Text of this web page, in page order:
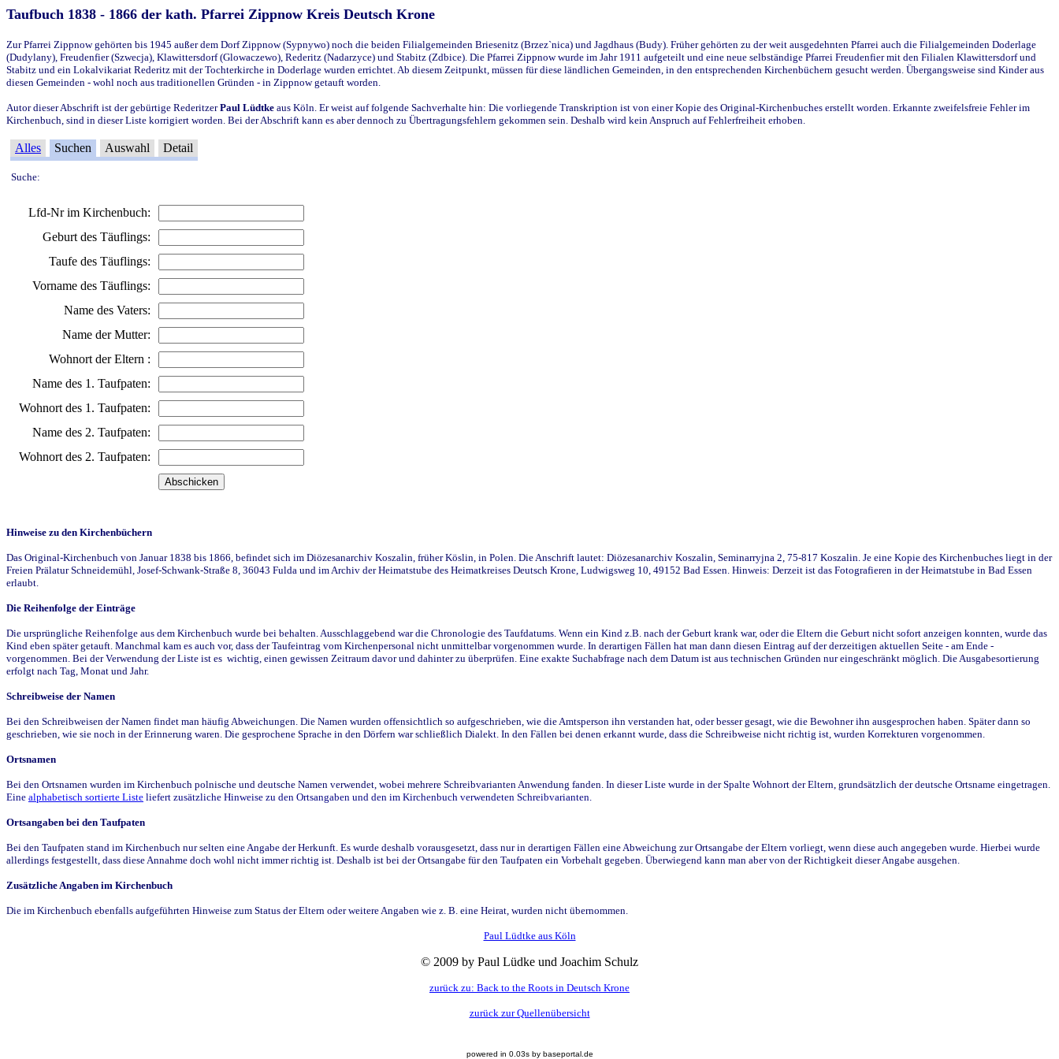
Taufbuch 1838 - 1866 der kath. Pfarrei Zippnow Kreis Deutsch Krone
Zur Pfarrei Zippnow gehörten bis 1945 außer dem Dorf Zippnow (Sypnywo) noch die beiden Filialgemeinden Briesenitz (Brzez`nica) und Jagdhaus (Budy). Früher gehörten zu der weit ausgedehnten Pfarrei auch die Filialgemeinden Doderlage
(Dudylany), Freudenfier (Szwecja), Klawittersdorf (Glowaczewo), Rederitz (Nadarzyce) und Stabitz (Zdbice). Die Pfarrei Zippnow wurde im Jahr 1911 aufgeteilt und eine neue selbständige Pfarrei Freudenfier mit den Filialen Klawittersdorf und
Stabitz und ein Lokalvikariat Rederitz mit der Tochterkirche in Doderlage wurden errichtet. Ab diesem Zeitpunkt, müssen für diese ländlichen Gemeinden, in den entsprechenden Kirchenbüchern gesucht werden. Übergangsweise sind Kinder aus
diesen Gemeinden - wohl noch aus traditionellen Gründen - in Zippnow getauft worden.
Autor dieser Abschrift ist der gebürtige RederitzerPaul Lüdtke aus Köln. Er weist auf folgende Sachverhalte hin: Die vorliegende Transkription ist von einer Kopie des Original-Kirchenbuches erstellt worden. Erkannte zweifelsfreie Fehler im
Kirchenbuch, sind in dieser Liste korrigiert worden. Bei der Abschrift kann es aber dennoch zu Übertragungsfehlern gekommen sein. Deshalb wird kein Anspruch auf Fehlerfreiheit erhoben.
Alles Suchen Auswahl Detail
Suche:
Lfd-Nr im Kirchenbuch:
Geburt des Täuflings:
Taufe des Täuflings:
Vorname des Täuflings:
Name des Vaters:
Name der Mutter:
Wohnort der Eltern :
Name des 1. Taufpaten:
Wohnort des 1. Taufpaten:
Name des 2. Taufpaten:
Wohnort des 2. Taufpaten:
Hinweise zu den Kirchenbüchern
Das Original-Kirchenbuch von Januar 1838 bis 1866, befindet sich im Diözesanarchiv Koszalin, früher Köslin, in Polen. Die Anschrift lautet: Diözesanarchiv Koszalin, Seminarryjna 2, 75-817 Koszalin. Je eine Kopie des Kirchenbuches liegt in der
Freien Prälatur Schneidemühl, Josef-Schwank-Straße 8, 36043 Fulda und im Archiv der Heimatstube des Heimatkreises Deutsch Krone, Ludwigsweg 10, 49152 Bad Essen. Hinweis: Derzeit ist das Fotografieren in der Heimatstube in Bad Essen
erlaubt.
Die Reihenfolge der Einträge
Die ursprüngliche Reihenfolge aus dem Kirchenbuch wurde bei behalten. Ausschlaggebend war die Chronologie des Taufdatums. Wenn ein Kind z.B. nach der Geburt krank war, oder die Eltern die Geburt nicht sofort anzeigen konnten, wurde das
Kind eben später getauft. Manchmal kam es auch vor, dass der Taufeintrag vom Kirchenpersonal nicht unmittelbar vorgenommen wurde. In derartigen Fällen hat man dann diesen Eintrag auf der derzeitigen aktuellen Seite - am Ende -
vorgenommen. Bei der Verwendung der Liste ist es wichtig, einen gewissen Zeitraum davor und dahinter zu überprüfen. Eine exakte Suchabfrage nach dem Datum ist aus technischen Gründen nur eingeschränkt möglich. Die Ausgabesortierung
erfolgt nach Tag, Monat und Jahr.
Schreibweise der Namen
Bei den Schreibweisen der Namen findet man häufig Abweichungen. Die Namen wurden offensichtlich so aufgeschrieben, wie die Amtsperson ihn verstanden hat, oder besser gesagt, wie die Bewohner ihn ausgesprochen haben. Später dann so
geschrieben, wie sie noch in der Erinnerung waren. Die gesprochene Sprache in den Dörfern war schließlich Dialekt. In den Fällen bei denen erkannt wurde, dass die Schreibweise nicht richtig ist, wurden Korrekturen vorgenommen.
Ortsnamen
Bei den Ortsnamen wurden im Kirchenbuch polnische und deutsche Namen verwendet, wobei mehrere Schreibvarianten Anwendung fanden. In dieser Liste wurde in der Spalte Wohnort der Eltern, grundsätzlich der deutsche Ortsname eingetragen.
Eine alphabetisch sortierte Liste liefert zusätzliche Hinweise zu den Ortsangaben und den im Kirchenbuch verwendeten Schreibvarianten.
Ortsangaben bei den Taufpaten
Bei den Taufpaten stand im Kirchenbuch nur selten eine Angabe der Herkunft. Es wurde deshalb vorausgesetzt, dass nur in derartigen Fällen eine Abweichung zur Ortsangabe der Eltern vorliegt, wenn diese auch angegeben wurde. Hierbei wurde
allerdings festgestellt, dass diese Annahme doch wohl nicht immer richtig ist. Deshalb ist bei der Ortsangabe für den Taufpaten ein Vorbehalt gegeben. Überwiegend kann man aber von der Richtigkeit dieser Angabe ausgehen.
Zusätzliche Angaben im Kirchenbuch
Die im Kirchenbuch ebenfalls aufgeführten Hinweise zum Status der Eltern oder weitere Angaben wie z. B. eine Heirat, wurden nicht übernommen.
Paul Lüdtke aus Köln
© 2009 by Paul Lüdke und Joachim Schulz
zurück zu: Back to the Roots in Deutsch Krone
zurück zur Quellenübersicht
powered in 0.03s by baseportal.de